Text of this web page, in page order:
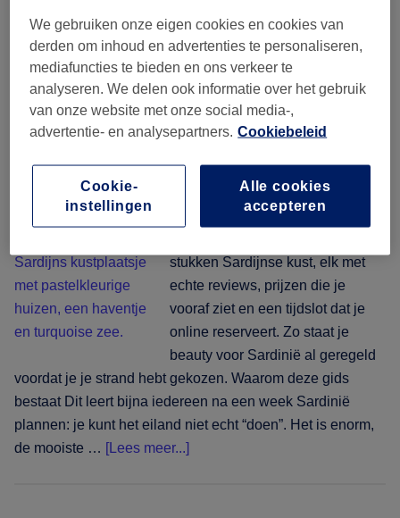
waar
je
nagels
beauty
boekt
rond
de
uit
Eén eiland, vijf kusten:
haar, nagels en beauty
boeken op Sardinië
byThe Wellness & Recovery Desk
stukken Sardijnse kust, elk met
echte reviews, prijzen die je
vooraf ziet en een tijdslot dat je
online reserveert. Zo staat je
beauty voor Sardinië al geregeld
voordat je je strand hebt gekozen. Waarom deze gids
bestaat Dit leert bijna iedereen na een week Sardinië
plannen: je kunt het eiland niet echt “doen”. Het is enorm,
de mooiste … [Lees meer...]overEén
We gebruiken onze eigen cookies en cookies van
derden om inhoud en advertenties te personaliseren,
mediafuncties te bieden en ons verkeer te
analyseren. We delen ook informatie over het gebruik
van onze website met onze social media-,
advertentie- en analysepartners. Cookiebeleid
Alle cookies
accepteren
Cookie-
instellingen